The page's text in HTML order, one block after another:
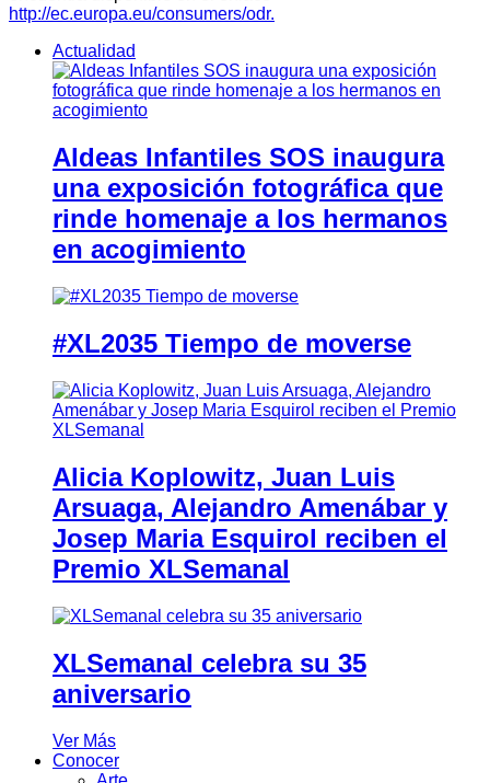
http://ec.europa.eu/consumers/odr.
Actualidad
Aldeas Infantiles SOS inaugura
una exposición fotográfica que
rinde homenaje a los hermanos
en acogimiento
#XL2035 Tiempo de moverse
Alicia Koplowitz, Juan Luis
Arsuaga, Alejandro Amenábar y
Josep Maria Esquirol reciben el
Premio XLSemanal
XLSemanal celebra su 35
aniversario
Ver Más
Conocer